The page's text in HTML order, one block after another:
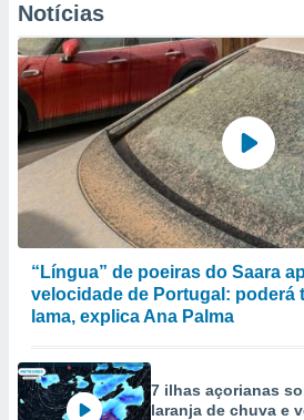
Notícias
“Língua” de poeiras do Saara
velocidade de Portugal: poderá
lama, explica Ana Palma
7 ilhas açorianas
laranja de chuva e